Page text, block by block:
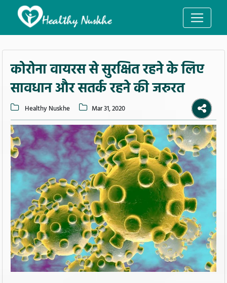
कोरोना वायरस से सुरक्षित रहने के लिए
सावधान और सतर्क रहने की जरुरत
Healthy Nuskhe Mar 31, 2020